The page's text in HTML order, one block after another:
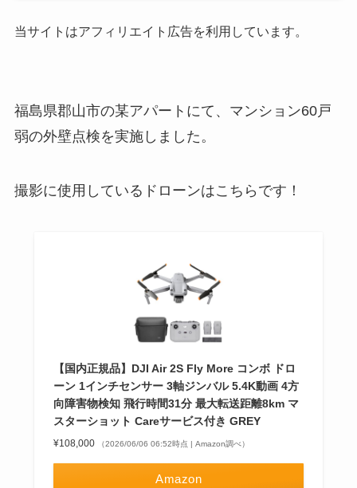
当サイトはアフィリエイト広告を利用しています。
福島県郡山市の某アパートにて、マンション60戸
弱の外壁点検を実施しました。
撮影に使用しているドローンはこちらです！
【国内正規品】DJI Air 2S Fly More コンボ ドロ
ーン 1インチセンサー 3軸ジンバル 5.4K動画 4方
向障害物検知 飛行時間31分 最大転送距離8km マ
スターショット Careサービス付き GREY
¥108,000 （2026/06/06 06:52時点 | Amazon調べ）
Amazon